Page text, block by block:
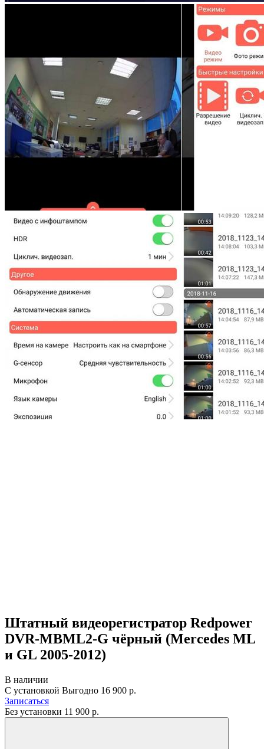
Штатный видеорегистратор Redpower
DVR-MBML2-G чёрный (Mercedes ML
и GL 2005-2012)
В наличии
С установкой Выгодно 16 900 р.
Записаться
Без установки 11 900 р.